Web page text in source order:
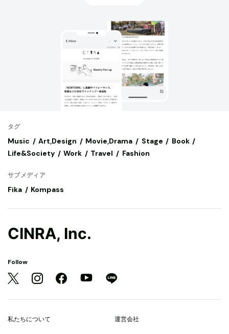
タグ
Music Art,Design Movie,Drama Stage
Book
Life&Society
Work Travel Fashion
サブメディア
Fika Kompass
CINRA, Inc.
Follow
私たちについて 運営会社